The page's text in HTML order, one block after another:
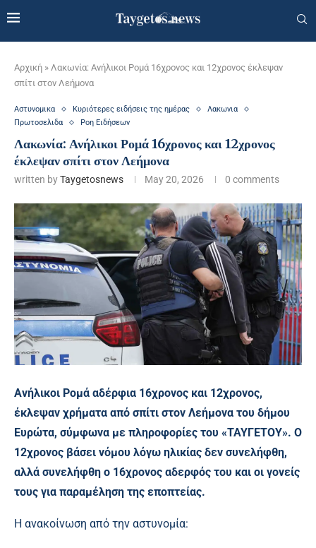
Αρχική » Λακωνία: Ανήλικοι Ρομά 16χρονος και 12χρονος έκλεψαν
σπίτι στον Λεήμονα
Αστυνομικα Κυριότερες ειδήσεις της ημέρας
Λακωνια
Πρωτοσελιδα
Ροη Ειδήσεων
Λακωνία: Ανήλικοι Ρομά 16χρονος και 12χρονος
έκλεψαν σπίτι στον Λεήμονα
written byTaygetosnews May 20, 2026 0 comments
Ανήλικοι Ρομά αδέρφια 16χρονος και 12χρονος,
έκλεψαν χρήματα από σπίτι στον Λεήμονα του δήμου
Ευρώτα, σύμφωνα με πληροφορίες του «ΤΑΥΓΕΤΟΥ». Ο
12χρονος βάσει νόμου λόγω ηλικίας δεν συνελήφθη,
αλλά συνελήφθη ο 16χρονος αδερφός του και οι γονείς
τους για παραμέληση της εποπτείας.
Η ανακοίνωση από την αστυνομία: